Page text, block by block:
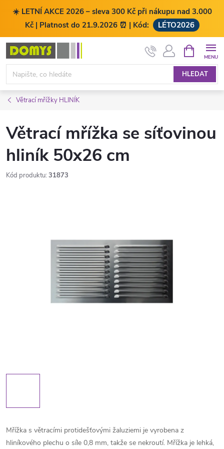
☀️ LETNÍ AKCE 2026 – sleva 300 Kč při nákupu nad 3.000
Kč | Platnost do 21.9.2026 ⏰ | Kód:
LÉTO2026
Přejít
obsah
HLEDAT
NÁKUPNÍ
KOŠÍK
Větrací mřížky HLINÍK
Větrací mřížka se síťovinou
hliník 50x26 cm
Kód produktu: 31873
Mřížka s větracími protidešťovými žaluziemi je vyrobena z
hliníkového plechu o síle 0,8 mm, takže se nekroutí. Mřížka je lehká,